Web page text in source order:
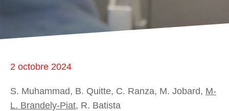
2 octobre 2024
S. Muhammad, B. Quitte, C. Ranza, M. Jobard, M-
L. Brandely-Piat, R. Batista